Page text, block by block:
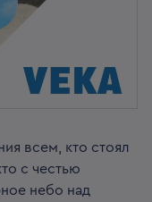
всем, кто стоял
с честью
небо над